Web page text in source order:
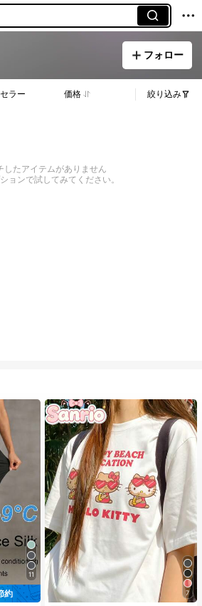
フォロー
ラー 価格 絞り込み
したアイテムがありません
ョンで試してみてください。
11
約
7